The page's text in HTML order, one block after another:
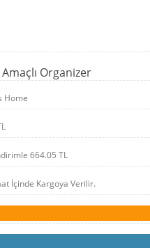
Amaçlı Organizer
Home
664.05 TL
İçinde Kargoya Verilir.